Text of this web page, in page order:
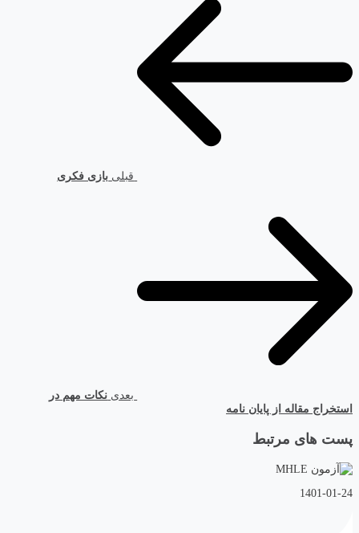
قبلی بازی فکری
بعدی نکات مهم در
استخراج مقاله از پایان نامه
پست های مرتبط
1401-01-24